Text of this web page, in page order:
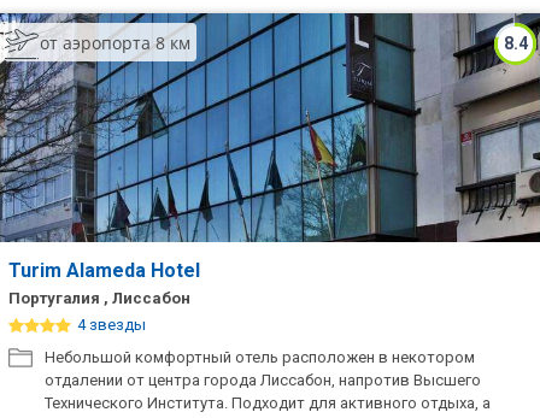
8.4
от аэропорта 8 км
Turim Alameda Hotel
Португалия , Лиссабон
4 звезды
Небольшой комфортный отель расположен в некотором
отдалении от центра города Лиссабон, напротив Высшего
Технического Института. Подходит для активного отдыха, а